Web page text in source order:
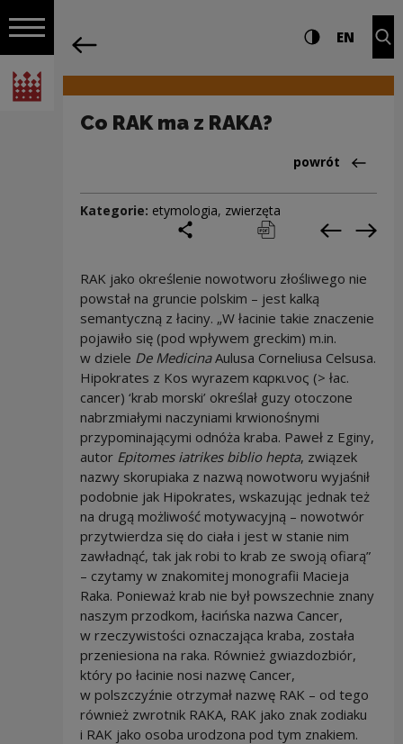
Włącz nawigację
Narodowe Centrum Kultury
Nawigacja Ustawienia i Wysoki
EN
Co RAK ma z RAKA?
Powrót
powrót
Kategorie: etymologia, zwierzęta
podziel się
drukuj pobierz
RAK jako określenie nowotworu złośliwego nie
powstał na gruncie polskim – jest kalką
semantyczną z łaciny. „W łacinie takie znaczenie
pojawiło się (pod wpływem greckim) m.in.
w dziele De MedicinaAulusa Corneliusa Celsusa.
Hipokrates z Kos wyrazem καρκινος (> łac.
cancer) ‘krab morski’ określał guzy otoczone
nabrzmiałymi naczyniami krwionośnymi
przypominającymi odnóża kraba. Paweł z Eginy,
autor Epitomes iatrikes biblio hepta, związek
nazwy skorupiaka z nazwą nowotworu wyjaśnił
podobnie jak Hipokrates, wskazując jednak też
na drugą możliwość motywacyjną – nowotwór
przytwierdza się do ciała i jest w stanie nim
zawładnąć, tak jak robi to krab ze swoją ofiarą”
– czytamy w znakomitej monografii Macieja
Raka. Ponieważ krab nie był powszechnie znany
naszym przodkom, łacińska nazwa Cancer,
w rzeczywistości oznaczająca kraba, została
przeniesiona na raka. Również gwiazdozbiór,
który po łacinie nosi nazwę Cancer,
w polszczyźnie otrzymał nazwę RAK – od tego
również zwrotnik RAKA, RAK jako znak zodiaku
i RAK jako osoba urodzona pod tym znakiem.